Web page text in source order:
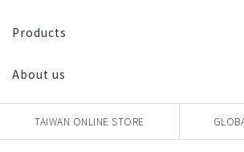
Products
About us
TAIWAN ONLINE STORE